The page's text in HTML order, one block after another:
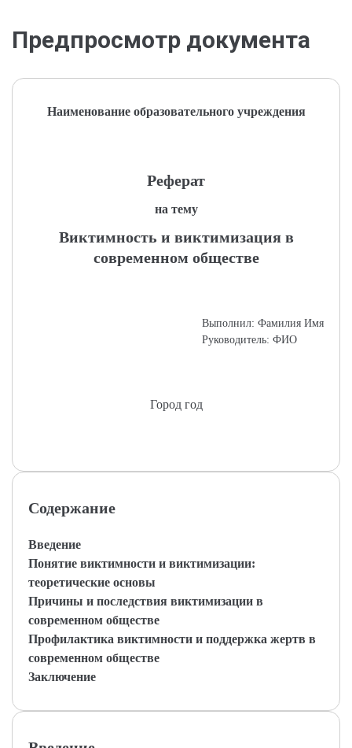
Предпросмотр документа
Наименование образовательного учреждения
Реферат
на тему
Виктимность и виктимизация в
современном обществе
Выполнил: Фамилия Имя
Руководитель: ФИО
Город год
Содержание
Введение
Понятие виктимности и виктимизации:
теоретические основы
Причины и последствия виктимизации в
современном обществе
Профилактика виктимности и поддержка жертв в
современном обществе
Заключение